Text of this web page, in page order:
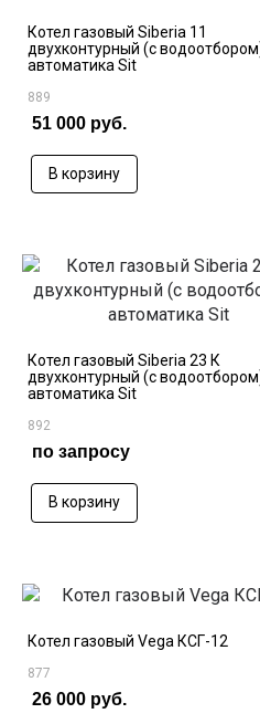
Котел газовый Siberia 11
двухконтурный (с
автоматика Sit
889
51 000 руб.
В корзину
Котел газовый Siberia 23 К
двухконтурный (с
автоматика Sit
892
по запросу
В корзину
Котел газовый Vega КСГ-12
877
26 000 руб.